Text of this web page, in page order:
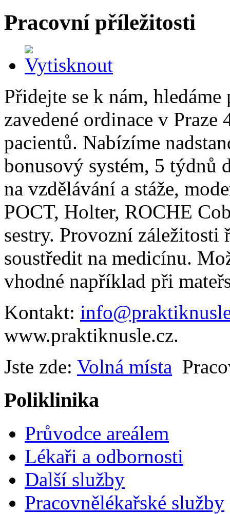
Pracovní příležitosti
Přidejte se k nám,
zavedené ordinace v
pacientů. Nabízíme
bonusový systém, 5 týdnů
na vzdělávání a stáže,
POCT, Holter, ROCHE
sestry. Provozní záležitosti
soustředit na medicínu.
vhodné například při
Kontakt:
www.praktiknusle.cz.
Jste zde: Volná místa
Poliklinika
Průvodce areálem
Lékaři a odbornosti
Další služby
Pracovnělékařské služby